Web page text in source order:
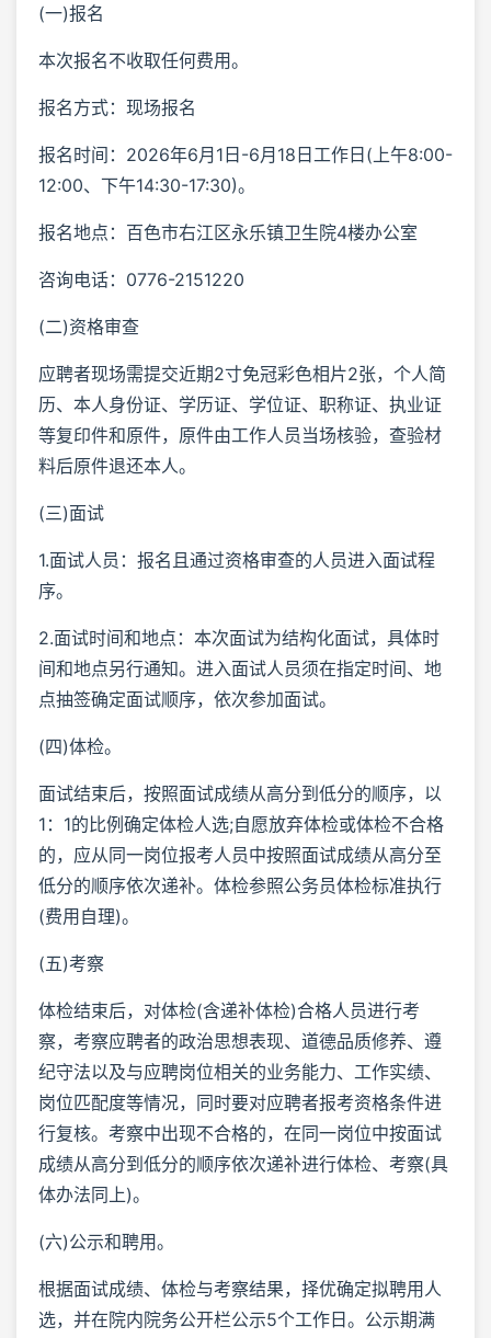
(一)报名
本次报名不收取任何费用。
报名方式：现场报名
报名时间：2026年6月1日-6月18日工作日(上午8:00-
12:00、下午14:30-17:30)。
报名地点：百色市右江区永乐镇卫生院4楼办公室
咨询电话：0776-2151220
(二)资格审查
应聘者现场需提交近期2寸免冠彩色相片2张，个人简
历、本人身份证、学历证、学位证、职称证、执业证
等复印件和原件，原件由工作人员当场核验，查验材
料后原件退还本人。
(三)面试
1.面试人员：报名且通过资格审查的人员进入面试程
序。
2.面试时间和地点：本次面试为结构化面试，具体时
间和地点另行通知。进入面试人员须在指定时间、地
点抽签确定面试顺序，依次参加面试。
(四)体检。
面试结束后，按照面试成绩从高分到低分的顺序，以
1：1的比例确定体检人选;自愿放弃体检或体检不合格
的，应从同一岗位报考人员中按照面试成绩从高分至
低分的顺序依次递补。体检参照公务员体检标准执行
(费用自理)。
(五)考察
体检结束后，对体检(含递补体检)合格人员进行考
察，考察应聘者的政治思想表现、道德品质修养、遵
纪守法以及与应聘岗位相关的业务能力、工作实绩、
岗位匹配度等情况，同时要对应聘者报考资格条件进
行复核。考察中出现不合格的，在同一岗位中按面试
成绩从高分到低分的顺序依次递补进行体检、考察(具
体办法同上)。
(六)公示和聘用。
根据面试成绩、体检与考察结果，择优确定拟聘用人
选，并在院内院务公开栏公示5个工作日。公示期满